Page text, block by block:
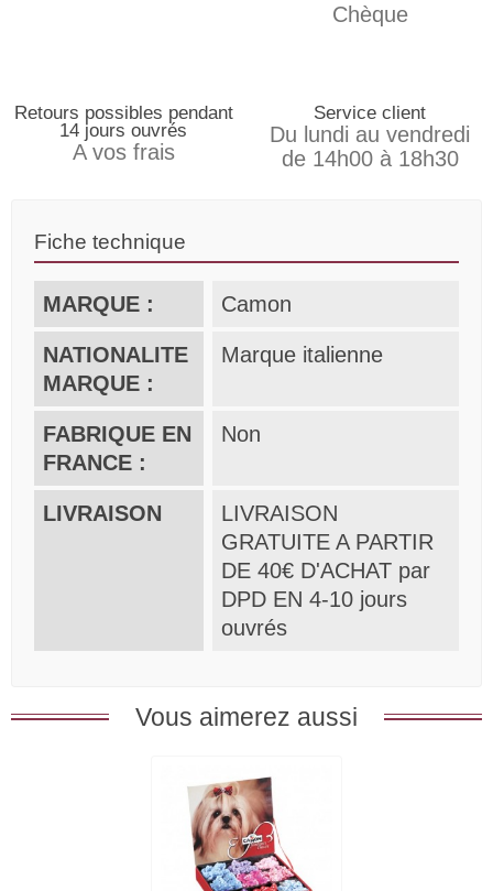
Chèque
Retours possibles pendant
14 jours ouvrés
A vos frais
Service client
Du lundi au vendredi
de 14h00 à 18h30
Fiche technique
MARQUE : Camon
NATIONALITE
MARQUE :
Marque italienne
FABRIQUE EN
FRANCE :
Non
LIVRAISON
LIVRAISON
GRATUITE A PARTIR
DE 40€ D'ACHAT par
DPD EN 4-10 jours
ouvrés
Vous aimerez aussi